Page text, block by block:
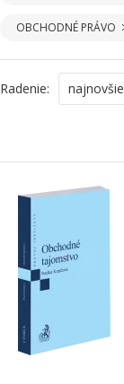
OBCHODNÉ PRÁVO
Radenie: najnovšie